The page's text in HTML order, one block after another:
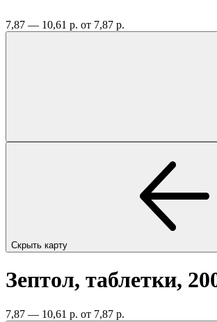
7,87 — 10,61 р. от 7,87 р.
Скрыть карту
Зептол, таблетки,
7,87 — 10,61 р. от 7,87 р.